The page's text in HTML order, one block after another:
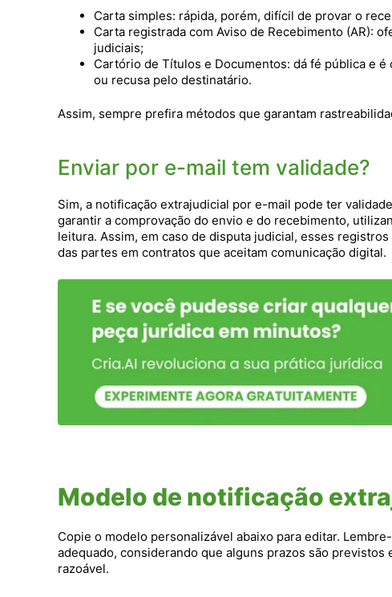
Carta simples: rápida, porém, difícil de provar o
Carta registrada com Aviso de Recebimento (AR):
judiciais;
Cartório de Títulos e Documentos: dá fé pública e
ou recusa pelo destinatário.
Assim, sempre prefira métodos que garantam
Enviar por e-mail tem validade?
Sim, a notificação extrajudicial por e-mail pode ter
garantir a comprovação do envio e do recebimento,
leitura. Assim, em caso de disputa judicial, esses
das partes em contratos que aceitam comunicação digital.
Modelo de notificação
Copie o modelo personalizável abaixo para editar.
adequado, considerando que alguns prazos são
razoável.